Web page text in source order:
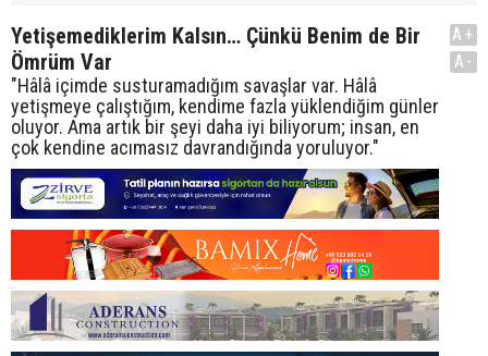
Yetişemediklerim Kalsın… Çünkü Benim de Bir
Ömrüm Var
"Hâlâ içimde susturamadığım savaşlar var. Hâlâ
yetişmeye çalıştığım, kendime fazla yüklendiğim günler
oluyor. Ama artık bir şeyi daha iyi biliyorum; insan, en
çok kendine acımasız davrandığında yoruluyor."
A+
A-